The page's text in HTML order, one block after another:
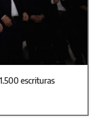
escrituras